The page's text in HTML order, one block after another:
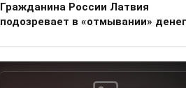
Гражданина России Латвия
подозревает в «отмывании» денег